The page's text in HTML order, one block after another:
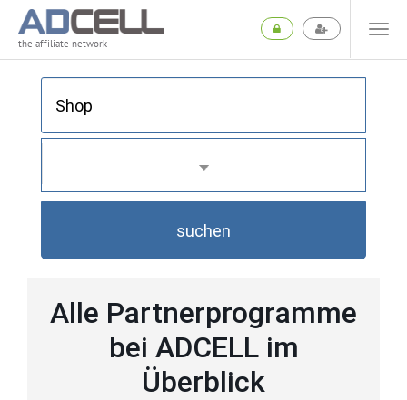
the affiliate network
suchen
Alle Partnerprogramme
bei ADCELL im
Überblick